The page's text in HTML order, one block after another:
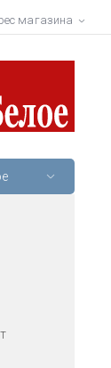
магазина